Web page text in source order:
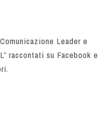
Leader e
raccontati su Facebook e